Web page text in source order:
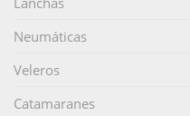
Neumáticas
Veleros
Catamaranes